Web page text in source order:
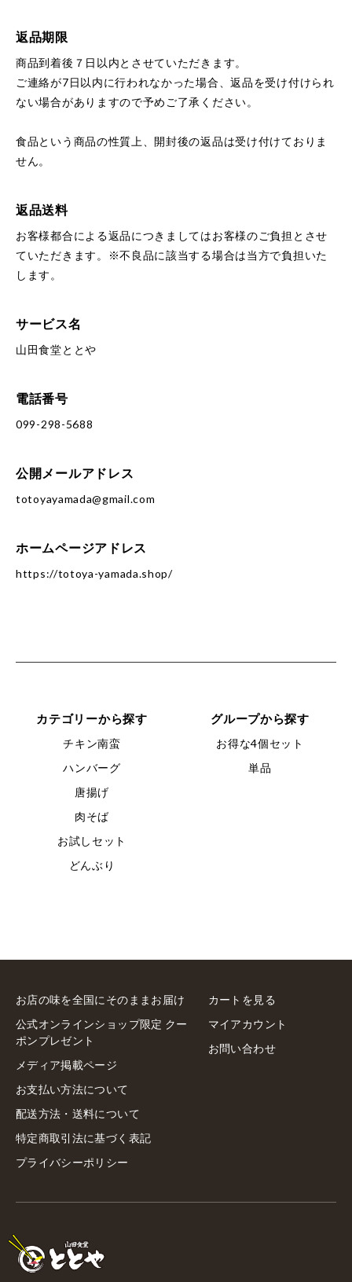
返品期限
商品到着後７日以内とさせていただきます。
ご連絡が7日以内に行われなかった場合、返品を受け付けられ
ない場合がありますので予めご了承ください。
食品という商品の性質上、開封後の返品は受け付けておりま
せん。
返品送料
お客様都合による返品につきましてはお客様のご負担とさせ
ていただきます。※不良品に該当する場合は当方で負担いた
します。
サービス名
山田食堂ととや
電話番号
099-298-5688
公開メールアドレス
totoyayamada@gmail.com
ホームページアドレス
https://totoya-yamada.shop/
カテゴリーから探す
チキン南蛮
ハンバーグ
唐揚げ
肉そば
お試しセット
どんぶり
グループから探す
お得な4個セット
単品
お店の味を全国にそのままお届け
公式オンラインショップ限定 クー
ポンプレゼント
メディア掲載ページ
お支払い方法について
配送方法・送料について
特定商取引法に基づく表記
プライバシーポリシー
カートを見る
マイアカウント
お問い合わせ